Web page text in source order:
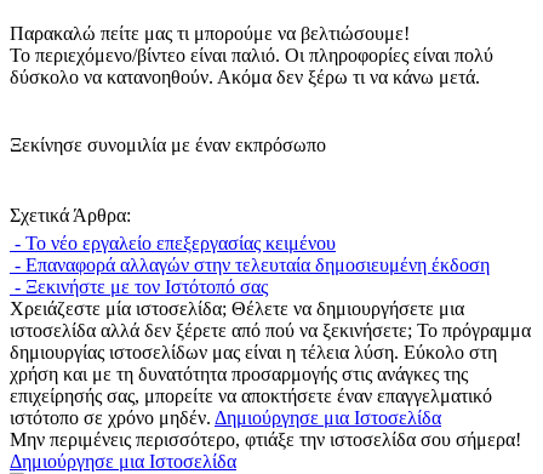
Παρακαλώ πείτε μας τι μπορούμε να βελτιώσουμε!
Το περιεχόμενο/βίντεο είναι παλιό. Οι πληροφορίες είναι πολύ
δύσκολο να κατανοηθούν. Ακόμα δεν ξέρω τι να κάνω μετά.
Ξεκίνησε συνομιλία με έναν εκπρόσωπο
Σχετικά Άρθρα:
- Το νέο εργαλείο επεξεργασίας κειμένου
- Επαναφορά αλλαγών στην τελευταία δημοσιευμένη έκδοση
- Ξεκινήστε με τον Ιστότοπό σας
Χρειάζεστε μία ιστοσελίδα; Θέλετε να δημιουργήσετε μια
ιστοσελίδα αλλά δεν ξέρετε από πού να ξεκινήσετε; Το πρόγραμμα
δημιουργίας ιστοσελίδων μας είναι η τέλεια λύση. Εύκολο στη
χρήση και με τη δυνατότητα προσαρμογής στις ανάγκες της
επιχείρησής σας, μπορείτε να αποκτήσετε έναν επαγγελματικό
ιστότοπο σε χρόνο μηδέν. Δημιούργησε μια Ιστοσελίδα
Μην περιμένεις περισσότερο, φτιάξε την ιστοσελίδα σου σήμερα!
Δημιούργησε μια Ιστοσελίδα